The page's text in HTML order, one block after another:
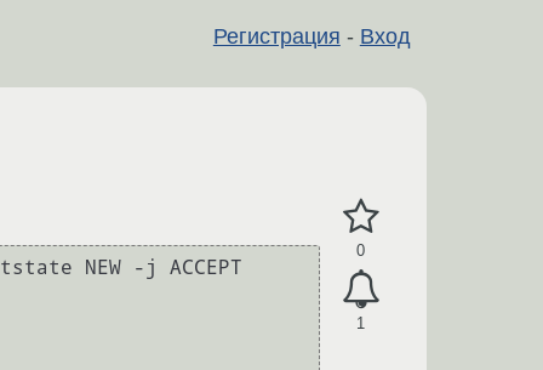
Регистрация - Вход
0
1